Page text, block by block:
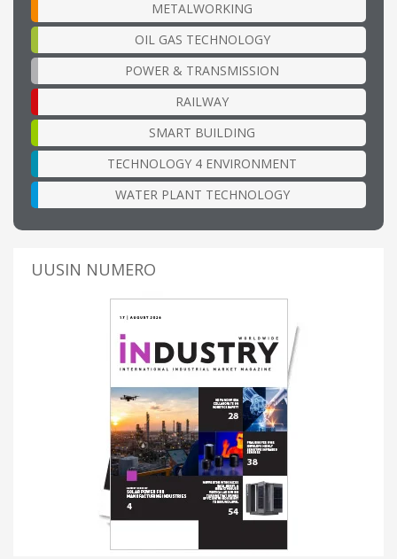
METALWORKING
OIL GAS TECHNOLOGY
POWER & TRANSMISSION
RAILWAY
SMART BUILDING
TECHNOLOGY 4 ENVIRONMENT
WATER PLANT TECHNOLOGY
UUSIN NUMERO